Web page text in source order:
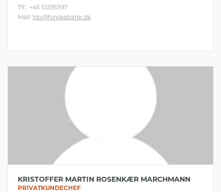
Tlf.: +45 51295397
Mail: hlo@fynskebank.dk
KRISTOFFER MARTIN ROSENKÆR MARCHMANN
PRIVATKUNDECHEF